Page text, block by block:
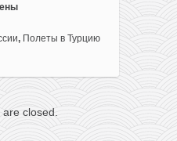
, Полеты в Турцию
closed.